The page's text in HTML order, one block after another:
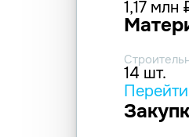
1,17 млн
14 шт.